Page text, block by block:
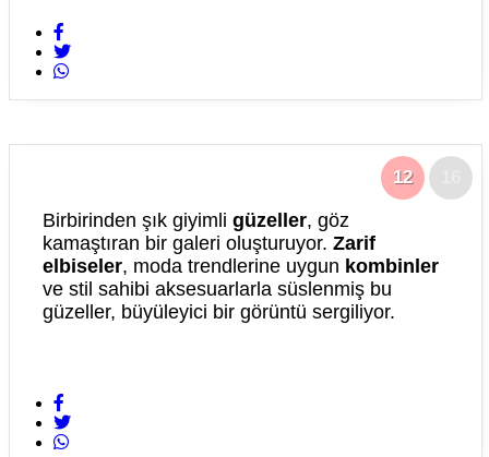
12
Birbirinden şık giyimli güzeller, göz
kamaştıran bir galeri oluşturuyor. Zarif
elbiseler, moda trendlerine uygun kombinler
ve stil sahibi aksesuarlarla süslenmiş bu
güzeller, büyüleyici bir görüntü sergiliyor.